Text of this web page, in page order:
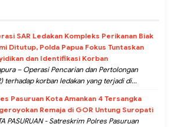
SAR Ledakan Kompleks Perikanan Biak
Ditutup, Polda Papua Fokus Tuntaskan
dan Identifikasi Korban
– Operasi Pencarian dan Pertolongan
terhadap korban ledakan yang terjadi di...
Pasuruan Kota Amankan 4 Tersangka
Remaja di GOR Untung Suropati
PASURUAN - Satreskrim Polres Pasuruan